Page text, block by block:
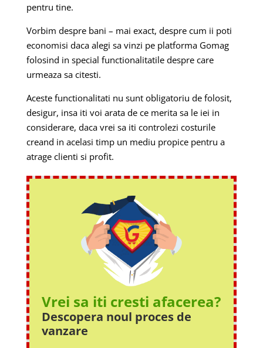
pentru tine.
Vorbim despre bani – mai exact, despre cum ii poti
economisi daca alegi sa vinzi pe platforma Gomag
folosind in special functionalitatile despre care
urmeaza sa citesti.
Aceste functionalitati nu sunt obligatoriu de folosit,
desigur, insa iti voi arata de ce merita sa le iei in
considerare, daca vrei sa iti controlezi costurile
creand in acelasi timp un mediu propice pentru a
atrage clienti si profit.
Vrei sa iti cresti afacerea?
Descopera noul procesde
vanzare